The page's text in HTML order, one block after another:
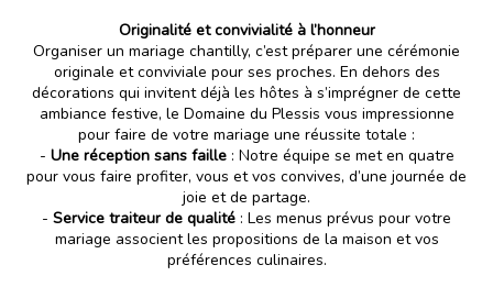
Originalité et convivialité à l’honneur
Organiser un mariage chantilly, c’est préparer une cérémonie
originale et conviviale pour ses proches. En dehors des
décorations qui invitent déjà les hôtes à s’imprégner de cette
ambiance festive, le Domaine du Plessis vous impressionne
pour faire de votre mariage une réussite totale :
- Une réception sans faille: Notre équipe se met en quatre
pour vous faire profiter, vous et vos convives, d’une journée de
joie et de partage.
- Service traiteur de qualité : Les menus prévus pour votre
mariage associent les propositions de la maison et vos
préférences culinaires.